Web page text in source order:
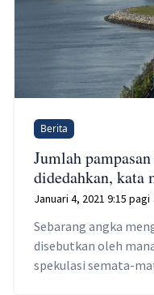
Berita
Jumlah
didedahkan, kata
Januari 4, 2021 9:15 pagi
Sebarang angka
disebutkan oleh
spekulasi semata-